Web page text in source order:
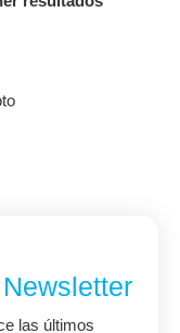
las últimos